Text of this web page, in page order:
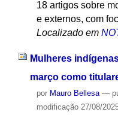
18 artigos sobre
e externos, com
Localizado em
Mulheres
março como
por Mauro Bellesa —
modificação27/08/